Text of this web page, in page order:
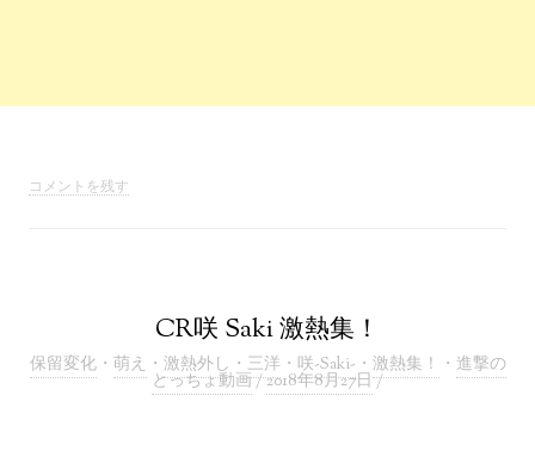
コメントを残す
CR咲 Saki 激熱集！
保留変化・ 萌え ・ 激熱外し ・ 三洋・ 咲-Saki- ・ 激熱集！ ・ 進撃の
とっちょ動画/2018年8月27日/